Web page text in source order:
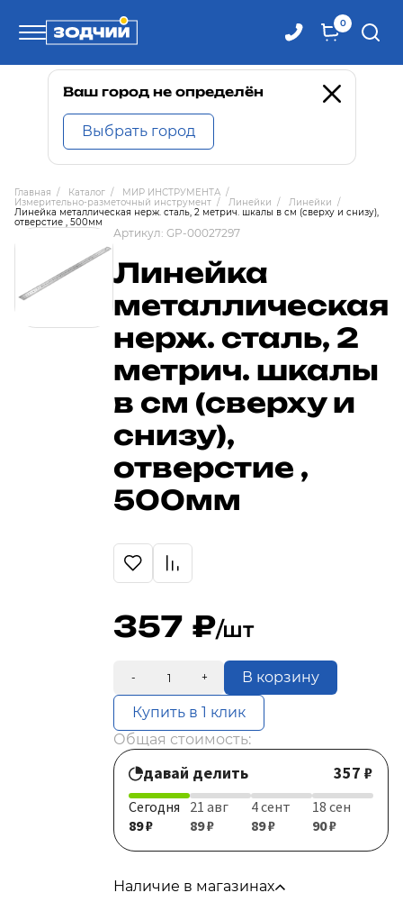
0
Телефоны
8 800 100-71-71
8 (4242) 30-00-27
8 (4242) 30-00-72
Ваш город не определён
Выбрать город
Главная / Каталог / МИР ИНСТРУМЕНТА /
Измерительно-разметочный инструмент / Линейки / Линейки /
Линейка металлическая нерж. сталь, 2 метрич. шкалы в см (сверху и снизу),
отверстие , 500мм
Артикул: GP-00027297
Линейка
металлическая
нерж. сталь, 2
метрич. шкалы
в см (сверху и
снизу),
отверстие ,
500мм
357 /шт
- + В корзину
Купить в 1 клик
Общая стоимость:
давай делить 357 ₽
Сегодня
89 ₽
21 авг
89 ₽
4 сент
89 ₽
18 сен
90 ₽
Наличие в магазинах